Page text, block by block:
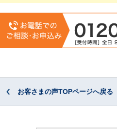
お客さまの声TOPページへ戻る